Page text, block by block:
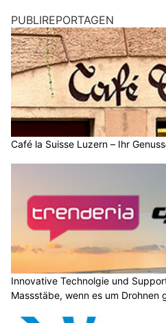
PUBLIREPORTAGEN
Café la Suisse Luzern – Ihr
Innovative Technolgie und
Massstäbe, wenn es um Drohnen